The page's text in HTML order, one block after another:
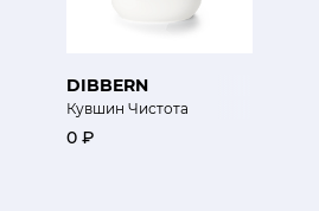
DIBBERN
Кувшин Чистота
0 ₽